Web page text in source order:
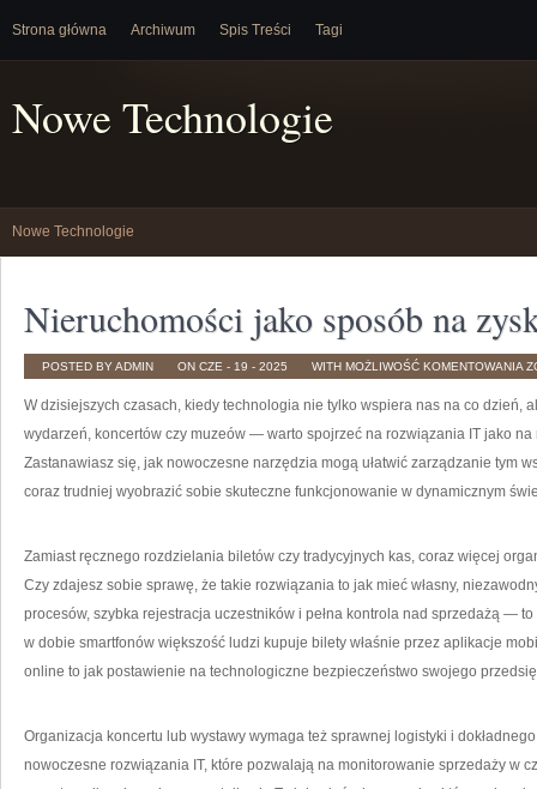
Strona główna Archiwum Spis Treści Tagi
Nowe Technologie
Nowe Technologie
Nieruchomości jako sposób na
POSTED BY ADMIN ON CZE - 19 - 2025 WITH MOŻLIWOŚĆ KOMENTOWANIA
W dzisiejszych czasach, kiedy technologia nie tylko wspiera nas na co dzień,
wydarzeń, koncertów czy muzeów — warto spojrzeć na rozwiązania IT jako
Zastanawiasz się, jak nowoczesne narzędzia mogą ułatwić zarządzanie tym
coraz trudniej wyobrazić sobie skuteczne funkcjonowanie w dynamicznym
Zamiast ręcznego rozdzielania biletów czy tradycyjnych kas, coraz więcej
Czy zdajesz sobie sprawę, że takie rozwiązania to jak mieć własny,
procesów, szybka rejestracja uczestników i pełna kontrola nad sprzedażą —
w dobie smartfonów większość ludzi kupuje bilety właśnie przez aplikacje
online to jak postawienie na technologiczne bezpieczeństwo swojego
Organizacja koncertu lub wystawy wymaga też sprawnej logistyki i
nowoczesne rozwiązania IT, które pozwalają na monitorowanie sprzedaży w